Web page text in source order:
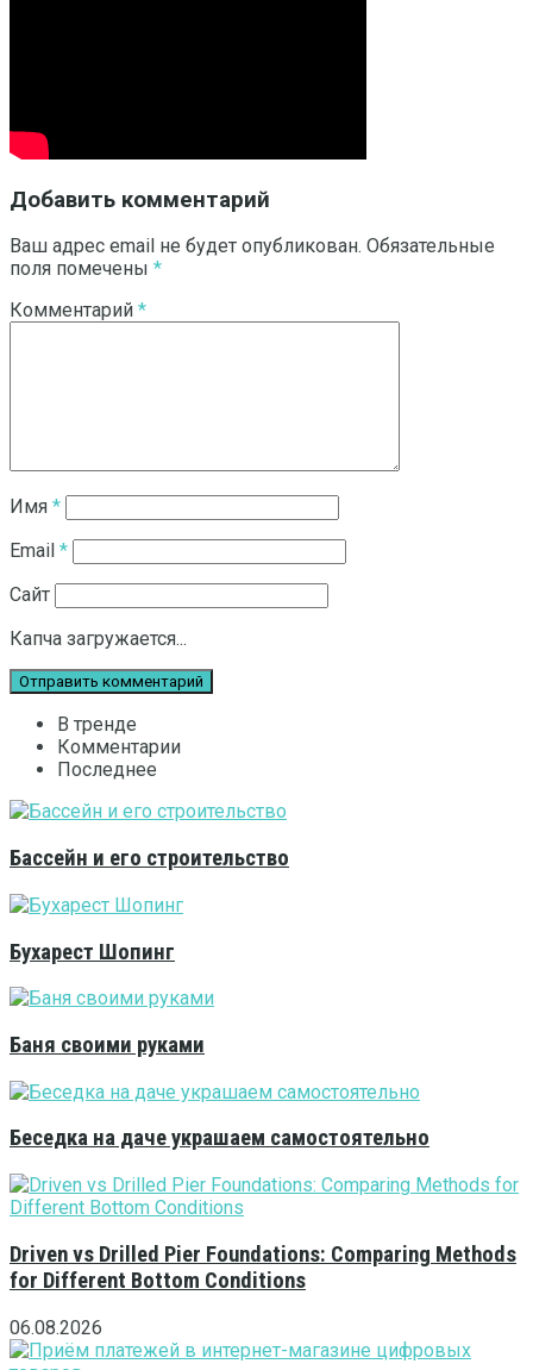
Добавить комментарий
Ваш адрес email не будет опубликован. Обязательные
поля помечены *
Комментарий *
Имя *
Email *
Сайт
Капча загружается...
В тренде
Комментарии
Последнее
Бассейн и его строительство
Бухарест Шопинг
Баня своими руками
Беседка на даче украшаем самостоятельно
Driven vs Drilled Pier Foundations: Comparing Methods
for Different Bottom Conditions
06.08.2026